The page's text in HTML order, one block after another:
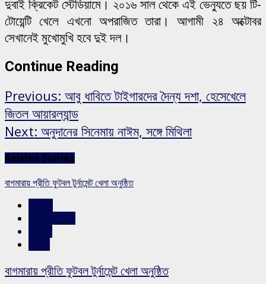
দুবাই ক্রিকেট স্টেডিয়ামে। ২০১৬ সাল থেকে এই ভেন্যুতে ছয় টি-
টোয়েন্টি খেলে এখনো অপরাজিত তারা। আগামী ২৪ অক্টোবর
সেখানেই মুখোমুখি হবে দুই দল।
Continue Reading
Previous: আবু ধাবিতে টাইগারদের দৈন্য দশা, হেসেখেলে
জিতল আয়ারল্যান্ড
Next: অনুদানের সিনেমায় নাঈম, সঙ্গে মিথিলা
Related Stories
বাগমারায় প্রীতি ফুটবল টুর্নামেন্ট খেলা অনুষ্ঠিত
বাগমারায় প্রীতি ফুটবল টুর্নামেন্ট খেলা অনুষ্ঠিত